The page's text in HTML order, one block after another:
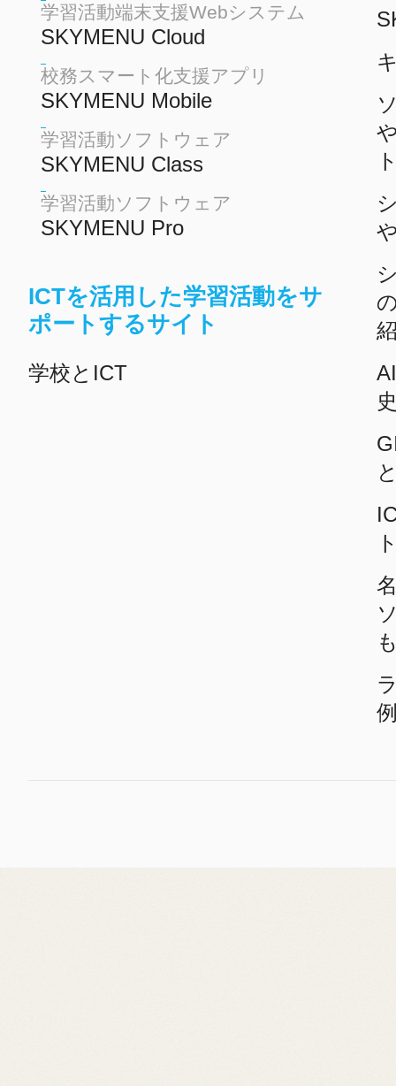
学習活動端末支援Webシステム
SKYMENU Cloud
校務スマート化支援アプリ
SKYMENU Mobile
学習活動ソフトウェア
SKYMENU Class
学習活動ソフトウェア
SKYMENU Pro
ICTを活用した学習活動をサ
ポートするサイト
学校とICT